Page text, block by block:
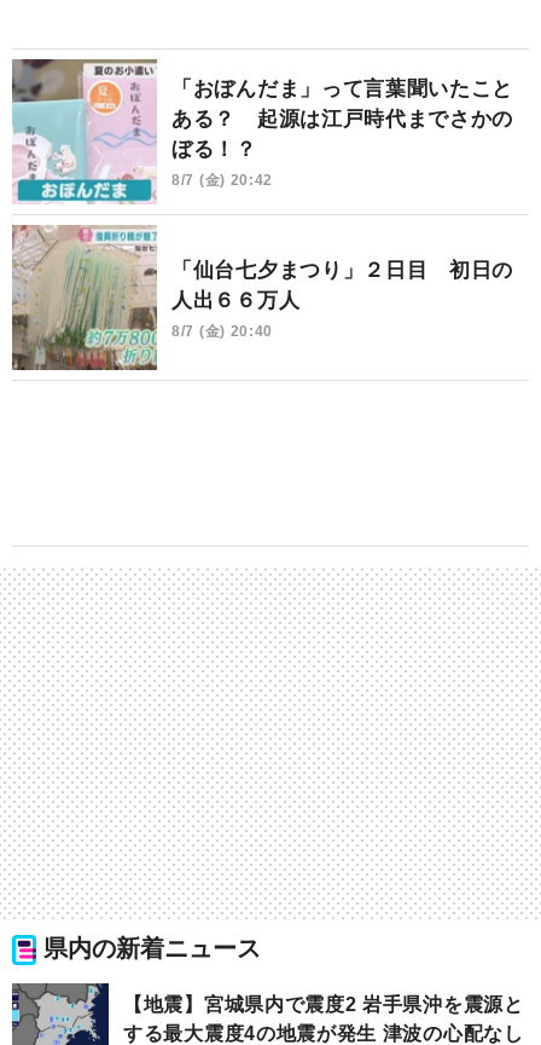
「おぼんだま」って言葉聞いたこと
ある？ 起源は江戸時代までさかの
ぼる！？
8/7 (金) 20:42
「仙台七夕まつり」２日目 初日の
人出６６万人
8/7 (金) 20:40
県内の新着ニュース
【地震】宮城県内で震度2 岩手県沖を震源と
する最大震度4の地震が発生 津波の心配なし